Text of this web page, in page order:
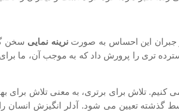
جبران این احساس به صورتنرینه نمایی سخن
تری را پرورش داد که به موجب آن، ما
تلاش برای برتری، به معنی تلاش برای
گذشته تعیین می شود. آدلر انگیزش انسان